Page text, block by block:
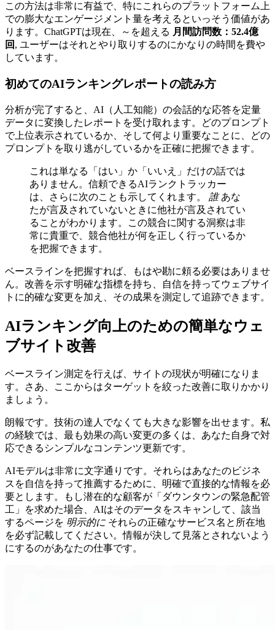
この方法は非常に有益で、特にこれらのプラットフォーム上
での膨大なエンゲージメント量を考えるといっそう価値があ
ります。ChatGPTは現在、～を超える 月間訪問数：52.4億
回 , ユーザーはそれとやり取りするのにかなりの時間を費や
しています。
初めてのAIランキングレポートの読み方
分析が完了すると、AI（人工知能）の会話的な応答を定量
データに変換したレポートを受け取れます。どのプロンプト
で上位表示されているか、そして何より重要なことに、どの
プロンプトを取り逃がしているかを正確に把握できます。
これは単なる「はい」か「いいえ」だけの話では
ありません。信頼できるAIランクトラッカー
は、さらに次のことも示してくれます。 誰あな
たが言及されていないときに他社が言及されてい
ることがわかります。この競合に関する洞察は非
常に貴重で、競合他社が何を正しく行っているか
を把握できます。
ベースラインを把握すれば、もはや勘に頼る必要はありませ
ん。改善を示す明確な指標を持ち、自信を持ってウェブサイ
トに的確な変更を加え、その成果を測定して追跡できます。
AIランキング向上のための簡単なウェ
ブサイト改善
ベースライン測定を行えば、サイトの現状が明確になりま
す。さあ、ここからはターゲットを絞った改善に取りかかり
ましょう。
朗報です。技術の達人でなくても大きな影響を出せます。私
の経験では、最も効果の高い変更の多くは、あなた自身で対
応できるシンプルなコンテンツ更新です。
AIモデルは非常に文字通りです。それらはあなたのビジネ
スを自信を持って推薦するために、明確で直接的な情報を必
要とします。もし潜在的な顧客が「ダウンタウンの緊急配管
工」を求めた場合、AIはそのデータをスキャンして、該当
するページを 明示的に それらの正確なサービス名と所在地
を必ず記載してください。情報が決して見落とされないよう
にするのがあなたの仕事です。